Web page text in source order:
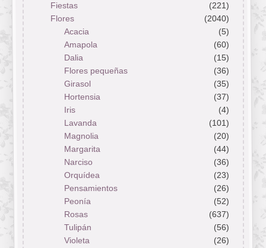
Fiestas
(221)
Flores
(2040)
Acacia
(5)
Amapola
(60)
Dalia
(15)
Flores pequeñas
(36)
Girasol
(35)
Hortensia
(37)
Iris
(4)
Lavanda
(101)
Magnolia
(20)
Margarita
(44)
Narciso
(36)
Orquídea
(23)
Pensamientos
(26)
Peonía
(52)
Rosas
(637)
Tulipán
(56)
Violeta
(26)